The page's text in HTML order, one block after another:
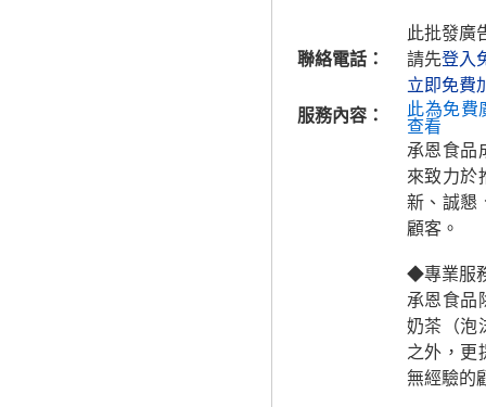
聯絡電話：
此批發廣
請先登入
立即免費
服務內容：
此為免費
查看
承恩食品
來致力於
新、誠懇
顧客。
◆專業服
承恩食品
奶茶（泡
之外，更
無經驗的